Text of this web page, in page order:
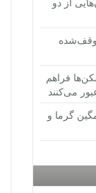
فراهم
می‌کنند
گرما و